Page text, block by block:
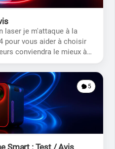
laser je m'attaque à la
pour vous aider à choisir
conviendra le mieux à
5